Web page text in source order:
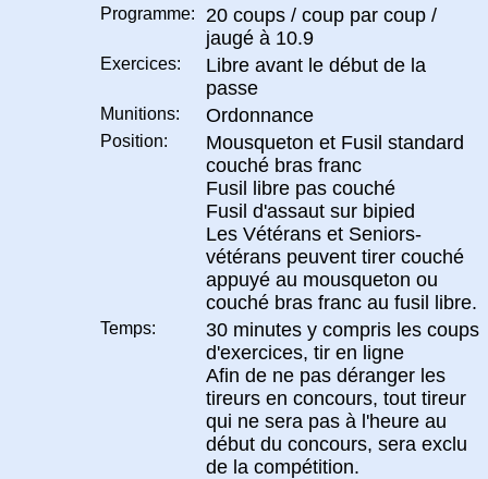
Programme:
20 coups / coup par coup /
jaugé à 10.9
Exercices:
Libre avant le début de la
passe
Munitions: Ordonnance
Position:
Mousqueton et Fusil standard
couché bras franc
Fusil libre pas couché
Fusil d'assaut sur bipied
Les Vétérans et Seniors-
vétérans peuvent tirer couché
appuyé au mousqueton ou
couché bras franc au fusil libre.
Temps:
30 minutes y compris les coups
d'exercices, tir en ligne
Afin de ne pas déranger les
tireurs en concours, tout tireur
qui ne sera pas à l'heure au
début du concours, sera exclu
de la compétition.